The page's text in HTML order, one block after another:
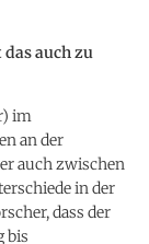
das auch zu
im
an der
auch zwischen
in der
dass der
bis